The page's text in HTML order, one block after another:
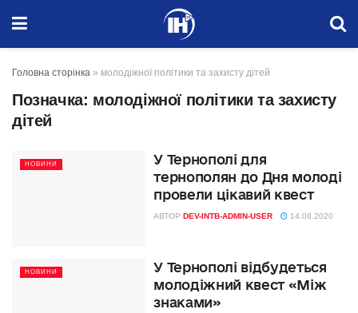
Головна сторінка » молодіжної політики та захисту дітей
Позначка: молодіжної політики та захисту
дітей
НОВИНИ
У Тернополі для
тернополян до Дня молоді
провели цікавий квест
АВТОР DEV-INTB-ADMIN-USER 14.08.2020
НОВИНИ
У Тернополі відбудеться
молодіжний квест «Між
знаками»